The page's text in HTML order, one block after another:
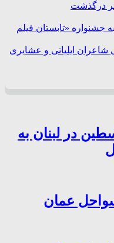
درگذشت
جشنواره «تابستان فیلم
ایلیاتی و عشایری
در لبنان به
عمان